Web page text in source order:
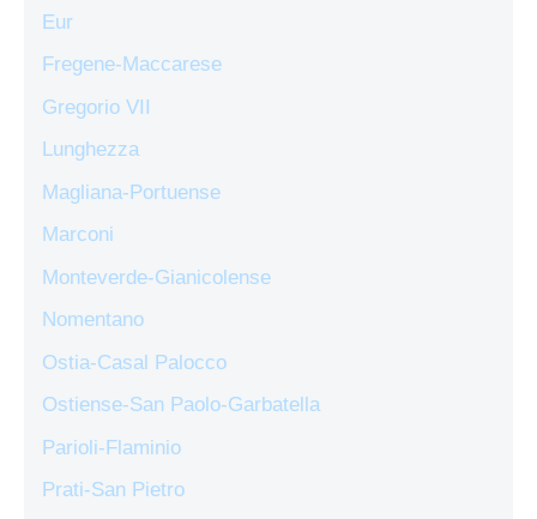
Eur
Fregene-Maccarese
Gregorio VII
Lunghezza
Magliana-Portuense
Marconi
Monteverde-Gianicolense
Nomentano
Ostia-Casal Palocco
Ostiense-San Paolo-Garbatella
Parioli-Flaminio
Prati-San Pietro